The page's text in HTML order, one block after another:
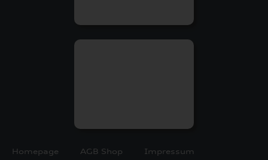
Homepage AGB Shop Impressum